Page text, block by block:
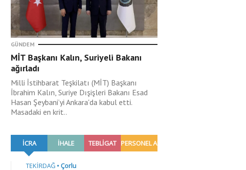
GÜNDEM
MİT Başkanı Kalın, Suriyeli Bakanı
ağırladı
Milli İstihbarat Teşkilatı (MİT) Başkanı
İbrahim Kalın, Suriye Dışişleri Bakanı Esad
Hasan Şeybani’yi Ankara'da kabul etti.
Masadaki en krit..